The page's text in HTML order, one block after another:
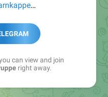
can view and join
right away.